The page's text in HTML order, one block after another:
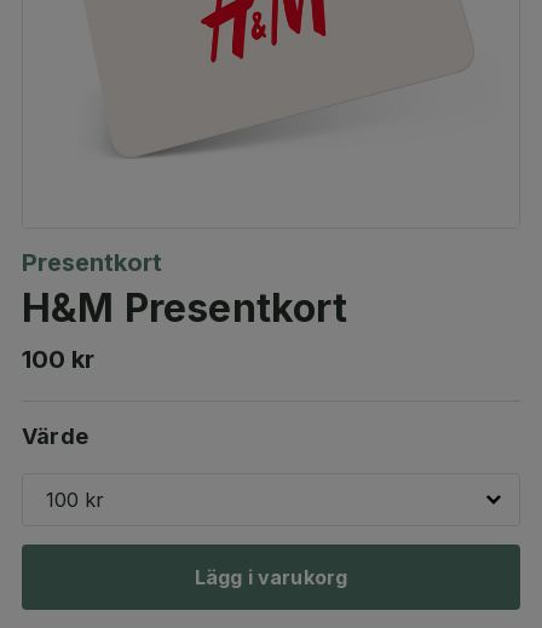
Presentkort
H&M Presentkort
100 kr
Värde
100 kr
Lägg i varukorg